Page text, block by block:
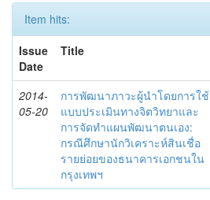
Item hits:
Issue
Date
Title
2014-
05-20
การพัฒนาภาวะผู้นำโดยการใช้
แบบประเมินทางจิตวิทยาและ
การจัดทำแผนพัฒนาตนเอง:
กรณีศึกษานักวิเคราะห์สินเชื่อ
รายย่อยของธนาคารเอกชนใน
กรุงเทพฯ